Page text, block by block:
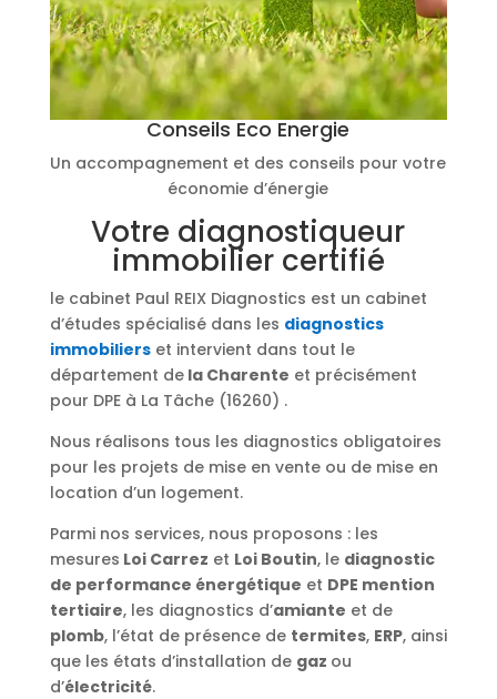
Conseils Eco Energie
Un accompagnement et des conseils pour votre
économie d’énergie
Votre diagnostiqueur
immobilier certifié
le cabinet Paul REIX Diagnostics est un cabinet
d’études spécialisé dans les diagnostics
immobilierset intervient dans tout le
département dela Charente et précisément
pour DPE à La Tâche (16260) .
Nous réalisons tous les diagnostics obligatoires
pour les projets de mise en vente ou de mise en
location d’un logement.
Parmi nos services, nous proposons : les
mesures Loi Carrez et Loi Boutin, le diagnostic
de performance énergétique et DPE mention
tertiaire, les diagnostics d’amiante et de
plomb, l’état de présence de termites, ERP, ainsi
que les états d’installation de gaz ou
d’électricité.